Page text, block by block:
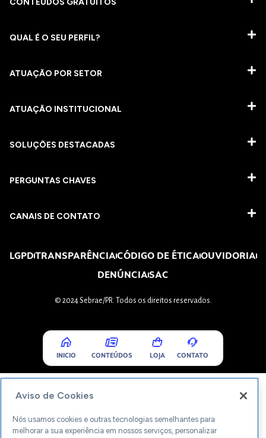
CONTEÚDOS GRATUITOS
QUAL É O SEU PERFIL?
ATUAÇÃO POR SETOR
ATUAÇÃO INSTITUCIONAL
SOLUÇÕES DESTACADAS
PERGUNTAS CHAVES​
CANAIS DE CONTATO
LGPDTRANSPARÊNCIACÓDIGO DE ÉTICAOUVIDORIA
DENÚNCIASAC
© 2024 Sebrae/PR. Todos os direitos reservados.
INICIO CONTEÚDOS LOJA CONTATO
Aviso de Cookies
Nós usamos cookies e outras tecnologias semelhantes para
melhorar a sua experiência em nossos serviços, personalizar